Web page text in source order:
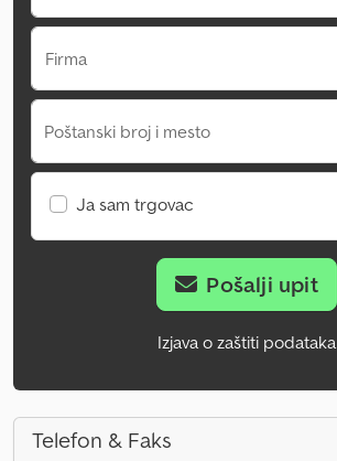
Firma
Poštanski broj i mesto
Ja sam trgovac
Pošalji upit
Izjava o zaštiti podataka
Telefon & Faks